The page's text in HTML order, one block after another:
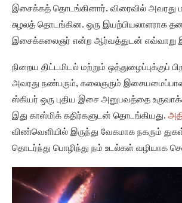
இசைக்கத் தொடங்கினார். விரைவில் அவரது
சுழலத் தொடங்கின. ஒரு இயற்பியலாளராக
இசைக்கலைஞர் என்ற ஆர்வத்துடன் எவ்வாறு
நிறைய திட்டமிடல் மற்றும் ஒத்துழைப்புக்குப்
அவரது நண்பரும், கலைஞரும்
ஸ்கியர் ஒரு புதிய இசை அனுபவத்தை
இது காஸ்மிக் கதிர்களுடன் தொடங்கியது.
விண்வெளியில் இருந்து வேகமாக நகரும்
தொடர்ந்து பொழிந்து நம் உடல்கள் வழியாக